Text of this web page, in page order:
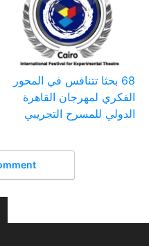
68 بحثا تتنافس في المحور
الفكري لمهرجان القاهرة
الدولي للمسرح التجريبي